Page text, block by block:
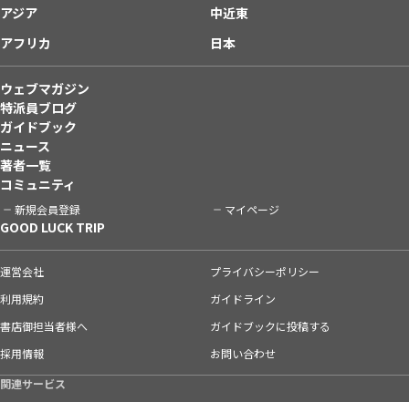
アジア
中近東
アフリカ
日本
ウェブマガジン
特派員ブログ
ガイドブック
ニュース
著者一覧
コミュニティ
新規会員登録 マイページ
GOOD LUCK TRIP
運営会社
プライバシーポリシー
利用規約
ガイドライン
書店御担当者様へ
ガイドブックに投稿する
採用情報
お問い合わせ
関連サービス